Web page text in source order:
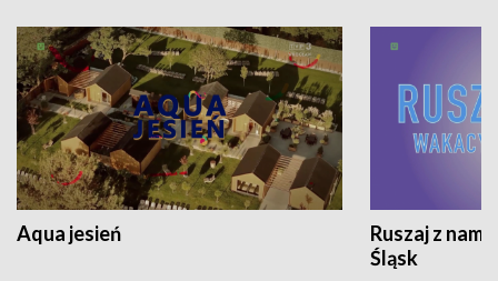
Aqua jesień
Ruszaj z
Śląsk